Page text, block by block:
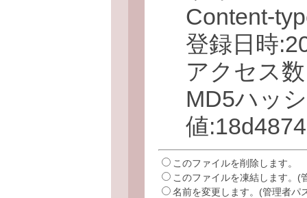
Content-
登録日時
アクセス
MD5ハッ
値
このファイルを削除します。
このファイルを凍結します。(
名前を変更します。(管理者パ